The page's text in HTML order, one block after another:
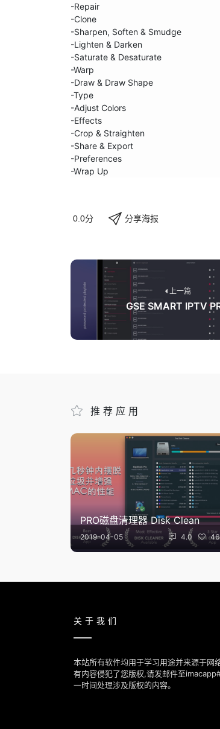
-Repair
-Clone
-Sharpen, Soften & Smudge
-Lighten & Darken
-Saturate & Desaturate
-Warp
-Draw & Draw Shape
-Type
-Adjust Colors
-Effects
-Crop & Straighten
-Share & Export
-Preferences
-Wrap Up
0.0分 分享海报
上一篇
GSE SMART IPTV
推荐应用
PRO磁盘清理器 Disk Clean
2019-04-05 4.0 46
关于我们
本站所有软件均用于学习用途并来源于网
有内容侵犯了您版权,请发邮件至
一时间处理涉及版权的内容。